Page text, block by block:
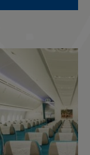
Image